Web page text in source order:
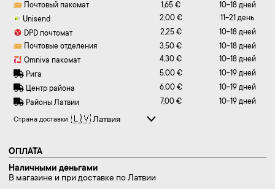
Почтовый пакомат
1,65 €
10-18 дней
Unisend
2,00 €
11-21 день
DPD почтомат
2,25 €
10-18 дней
Почтовые отделения
3,50 €
10-18 дней
Omniva пакомат
4,30 €
10-18 дней
Рига
5,00 €
10-19 дней
Центр района
6,00 €
10-19 дней
Районы Латвии
7,00 € 10-19 дней
Страна доставки
ОПЛАТА
Наличными деньгами
В магазине и при доставке по Латвии